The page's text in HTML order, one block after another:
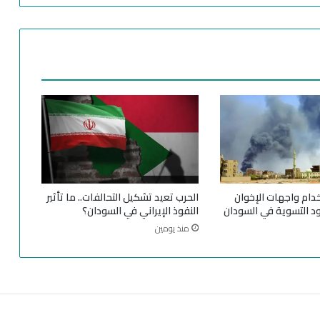
:
ل
ب
أ
و
ق
ع
ت
ا
ل
س
و
ن
ي
واجهات الإخوان
التسوية في السودان
الحرب تعيد تشكيل التحالفات.. ما تأثير
النفوذ الإيراني في السودان؟
منذ يومين